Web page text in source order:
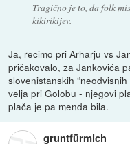
Tragično je to, da folk
kikirikijev.
Ja, recimo pri Arharju vs
pričakovalo, za Jankovića
slovenistanskih
velja pri Golobu - njegovi
plača je pa menda bila.
gruntfürmich